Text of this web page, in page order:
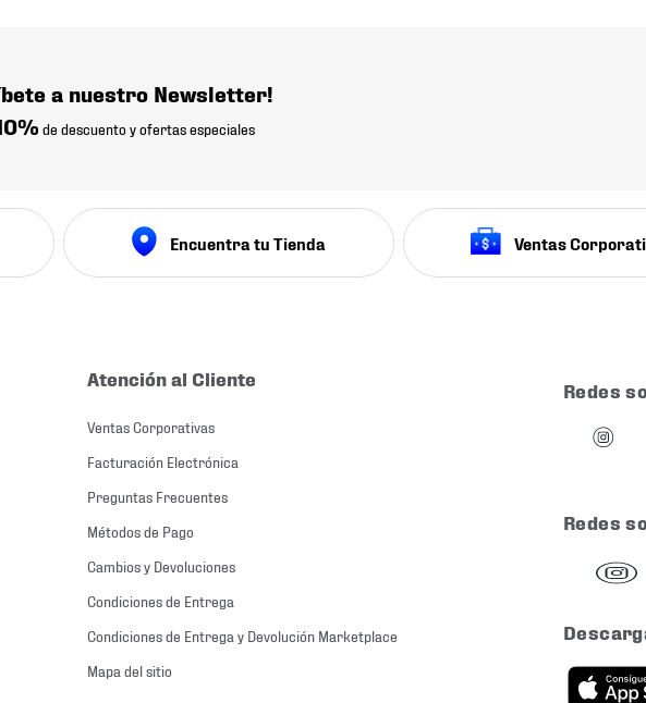
a nuestro Newsletter!
de descuento y ofertas especiales
Encuentra tu Tienda Ventas
Atención al Cliente
Ventas Corporativas
Facturación Electrónica
Preguntas Frecuentes
Métodos de Pago
Cambios y Devoluciones
Condiciones de Entrega
Condiciones de Entrega y Devolución Marketplace
Mapa del sitio
Redes
Redes